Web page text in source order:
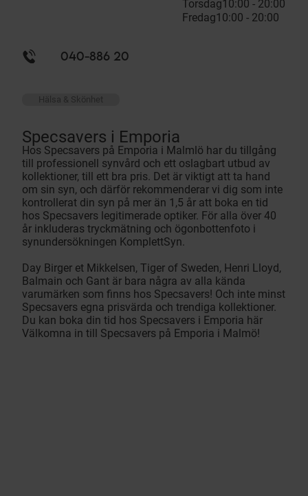
Torsdag10:00 - 20:00
Fredag10:00 - 20:00
040-886 20
Hälsa & Skönhet
Specsavers i Emporia
Hos Specsavers på Emporia i Malmlö har du tillgång
till professionell synvård och ett oslagbart utbud av
kollektioner, till ett bra pris. Det är viktigt att ta hand
om sin syn, och därför rekommenderar vi dig som inte
kontrollerat din syn på mer än 1,5 år att boka en tid
hos Specsavers legitimerade optiker. För alla över 40
år inkluderas tryckmätning och ögonbottenfoto i
synundersökningen KomplettSyn.
Day Birger et Mikkelsen, Tiger of Sweden, Henri Lloyd,
Balmain och Gant är bara några av alla kända
varumärken som finns hos Specsavers! Och inte minst
Specsavers egna prisvärda och trendiga kollektioner.
Du kan boka din tid hos Specsavers i Emporia här
Välkomna in till Specsavers på Emporia i Malmö!